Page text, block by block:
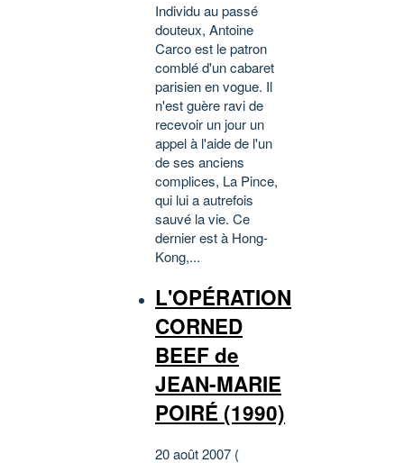
Individu au passé
douteux, Antoine
Carco est le patron
comblé d'un cabaret
parisien en vogue. Il
n'est guère ravi de
recevoir un jour un
appel à l'aide de l'un
de ses anciens
complices, La Pince,
qui lui a autrefois
sauvé la vie. Ce
dernier est à Hong-
Kong,...
L'OPÉRATION
CORNED
BEEF de
JEAN-MARIE
POIRÉ (1990)
20 août 2007 (